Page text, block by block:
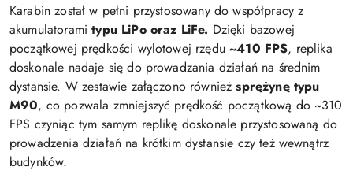
Karabin został w pełni przystosowany do współpracy z
akumulatoramitypu LiPo oraz LiFe. Dzięki bazowej
początkowej prędkości wylotowej rzędu~410 FPS, replika
doskonale nadaje się do prowadzania działań na średnim
dystansie. W zestawie załączono równieżsprężynę typu
M90, co pozwala zmniejszyć prędkość początkową do ~310
FPS czyniąc tym samym replikę doskonale przystosowaną do
prowadzenia działań na krótkim dystansie czy też wewnątrz
budynków.